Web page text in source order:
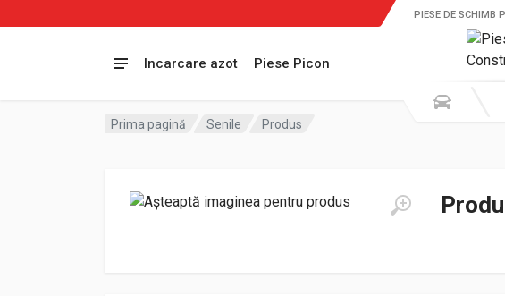
Incarcare azot Piese Picon
PIESE DE SCHIMB
Prima pagină Senile Produs